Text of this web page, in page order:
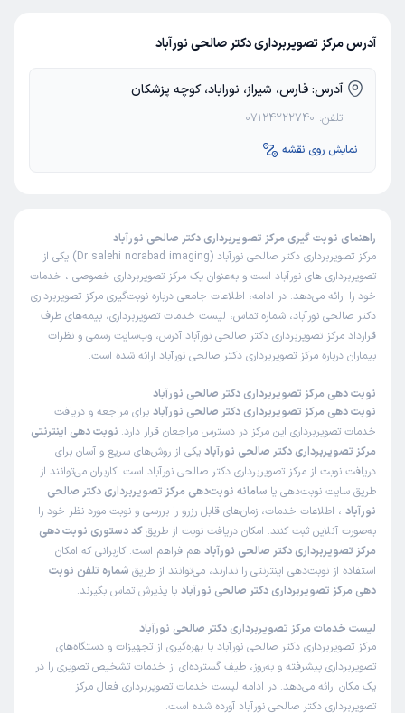
آدرس مرکز تصویربرداری دکتر صالحی نورآباد
آدرس:فارس، شیراز، نوراباد، کوچه پزشکان
تلفن: 07124222740
نمایش روی نقشه
راهنمای نوبت گیری مرکز تصویربرداری دکتر صالحی نورآباد
مرکز تصویربرداری دکتر صالحی نورآباد (Dr salehi norabad imaging) یکی از
تصویربرداری های نورآباد است و به‌عنوان یک مرکز تصویربرداری خصوصی ، خدمات
خود را ارائه می‌دهد. در ادامه، اطلاعات جامعی درباره نوبت‌گیری مرکز تصویربرداری
دکتر صالحی نورآباد، شماره تماس، لیست خدمات تصویربرداری، بیمه‌های طرف
قرارداد مرکز تصویربرداری دکتر صالحی نورآباد آدرس، وب‌سایت رسمی و نظرات
بیماران درباره مرکز تصویربرداری دکتر صالحی نورآباد ارائه شده است.
نوبت دهی مرکز تصویربرداری دکتر صالحی نورآباد
نوبت دهی مرکز تصویربرداری دکتر صالحی نورآباد برای مراجعه و دریافت
خدمات تصویربرداری این مرکز در دسترس مراجعان قرار دارد. نوبت دهی اینترنتی
مرکز تصویربرداری دکتر صالحی نورآباد یکی از روش‌های سریع و آسان برای
دریافت نوبت از مرکز تصویربرداری دکتر صالحی نورآباد است. کاربران می‌توانند از
طریق سایت نوبت‌دهی یا سامانه نوبت‌دهی مرکز تصویربرداری دکتر صالحی
نورآباد ، اطلاعات خدمات، زمان‌های قابل رزرو را بررسی و نوبت مورد نظر خود را
به‌صورت آنلاین ثبت کنند. امکان دریافت نوبت از طریقکد دستوری نوبت دهی
مرکز تصویربرداری دکتر صالحی نورآباد هم فراهم است. کاربرانی که امکان
استفاده از نوبت‌دهی اینترنتی را ندارند، می‌توانند از طریق شماره تلفن نوبت
دهی مرکز تصویربرداری دکتر صالحی نورآباد با پذیرش تماس بگیرند.
لیست خدمات مرکز تصویربرداری دکتر صالحی نورآباد
مرکز تصویربرداری دکتر صالحی نورآباد با بهره‌گیری از تجهیزات و دستگاه‌های
تصویربرداری پیشرفته و به‌روز، طیف گسترده‌ای از خدمات تشخیص تصویری را در
یک مکان ارائه می‌دهد. در ادامه لیست خدمات تصویربرداری فعال مرکز
تصویربرداری دکتر صالحی نورآباد آورده شده است.